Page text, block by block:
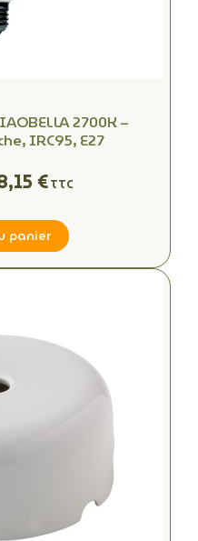
2700K –
IRC95, E27
€TTC
panier